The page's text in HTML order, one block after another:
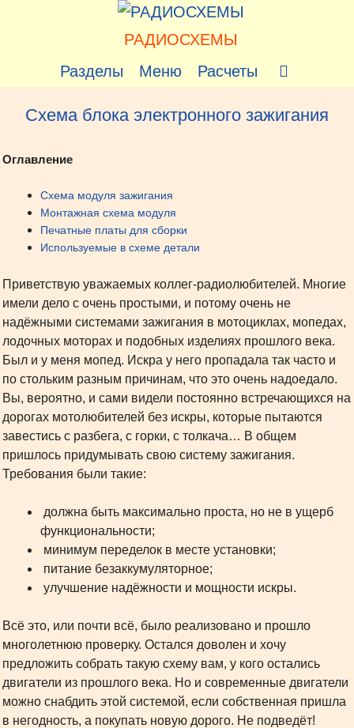
РАДИОСХЕМЫ
Разделы
Меню Расчеты
Схема блока электронного зажигания
Оглавление
Схема модуля зажигания
Монтажная схема модуля
Печатные платы для сборки
Используемые в схеме детали
Приветствую уважаемых коллег-радиолюбителей. Многие
имели дело с очень простыми, и потому очень не
надёжными системами зажигания в мотоциклах, мопедах,
лодочных моторах и подобных изделиях прошлого века.
Был и у меня мопед. Искра у него пропадала так часто и
по стольким разным причинам, что это очень надоедало.
Вы, вероятно, и сами видели постоянно встречающихся на
дорогах мотолюбителей без искры, которые пытаются
завестись с разбега, с горки, с толкача… В общем
пришлось придумывать свою систему зажигания.
Требования были такие:
должна быть максимально проста, но не в ущерб
функциональности;
минимум переделок в месте установки;
питание безаккумуляторное;
улучшение надёжности и мощности искры.
Всё это, или почти всё, было реализовано и прошло
многолетнюю проверку. Остался доволен и хочу
предложить собрать такую схему вам, у кого остались
двигатели из прошлого века. Но и современные двигатели
можно снабдить этой системой, если собственная пришла
в негодность, а покупать новую дорого. Не подведёт!